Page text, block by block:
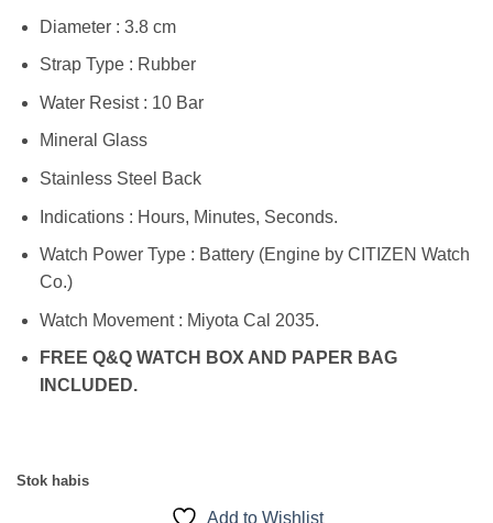
Diameter : 3.8 cm
Strap Type : Rubber
Water Resist : 10 Bar
Mineral Glass
Stainless Steel Back
Indications : Hours, Minutes, Seconds.
Watch Power Type : Battery (Engine by CITIZEN Watch
Co.)
Watch Movement : Miyota Cal 2035.
FREE Q&Q WATCH BOX AND PAPER BAG
INCLUDED.
Stok habis
Add to Wishlist